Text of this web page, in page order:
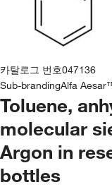
카탈로그 번호047136
Sub-brandingAlfa
Toluene,
molecular
Argon in
bottles